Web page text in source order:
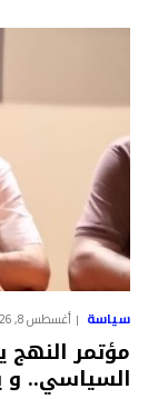
سياسة أغسطس 8, 2026
مؤتمر النهج
السياسي.. و